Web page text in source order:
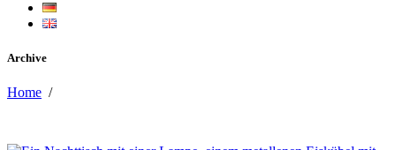
Archive
Home /